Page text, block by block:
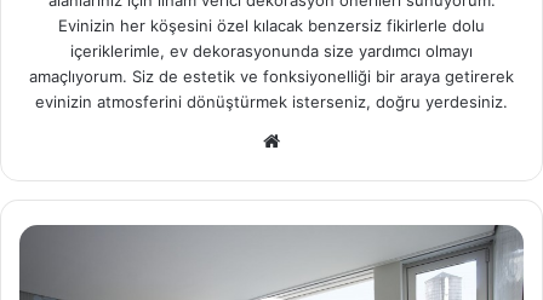
Evinizin her köşesini özel kılacak benzersiz fikirlerle dolu
içeriklerimle, ev dekorasyonunda size yardımcı olmayı
amaçlıyorum. Siz de estetik ve fonksiyonelliği bir araya getirerek
evinizin atmosferini dönüştürmek isterseniz, doğru yerdesiniz.
sit
esi